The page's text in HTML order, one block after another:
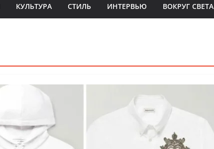
КУЛЬТУРА СТИЛЬ ИНТЕРВЬЮ ВОКРУГ СВЕТА